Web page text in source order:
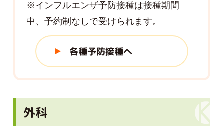
※インフルエンザ予防接種は接種期間
中、予約制なしで受けられます。
各種予防接種へ
外科